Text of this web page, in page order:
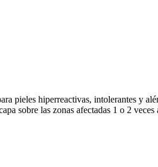
pieles hiperreactivas, intolerantes y
sobre las zonas afectadas 1 o 2